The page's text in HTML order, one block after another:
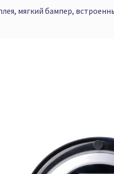
мягкий бампер,